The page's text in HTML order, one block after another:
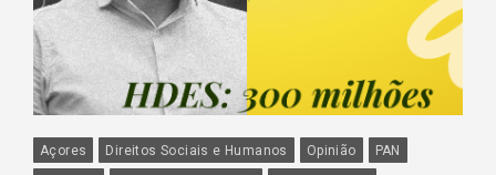
Açores Direitos Sociais e Humanos Opinião
PAN